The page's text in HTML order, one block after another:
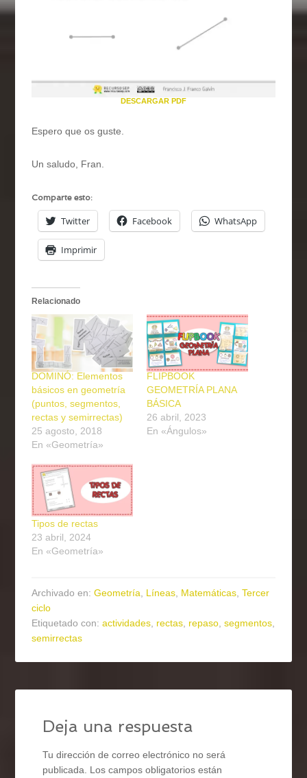
DESCARGAR PDF
Espero que os guste.
Un saludo, Fran.
Comparte esto:
Twitter Facebook WhatsApp
Imprimir
Relacionado
DOMINÓ: Elementos
básicos en geometría
(puntos, segmentos,
rectas y semirrectas)
25 agosto, 2018
En «Geometría»
FLIPBOOK
GEOMETRÍA PLANA
BÁSICA
26 abril, 2023
En «Ángulos»
Tipos de rectas
23 abril, 2024
En «Geometría»
Archivado en:Geometría Líneas Matemáticas ,Tercer
ciclo
Etiquetado con:actividades rectas repaso ,segmentos
semirrectas
Deja una respuesta
Tu dirección de correo electrónico no será
publicada.
Los campos obligatorios están